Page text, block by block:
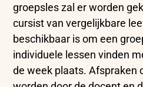
groepsles zal er worden
cursist van vergelijkbare
beschikbaar is om een
individuele lessen vinden
de week plaats. Afspraken